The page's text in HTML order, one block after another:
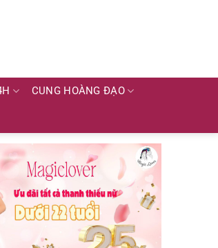
CUNG HOÀNG ĐẠO